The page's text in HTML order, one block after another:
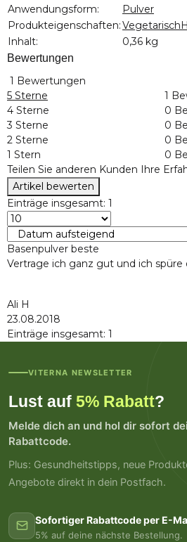
Produkteigenschaft
Wert
Anwendungsform:
Pulver
Produkteigenschaften:Vegetarisch
Inhalt:
0,36 kg
Bewertungen
1 Bewertungen
5 Sterne
1
4 Sterne
0
3 Sterne
0
2 Sterne
0
1 Stern
0
Teilen Sie anderen Kunden Ihre
Artikel bewerten
Einträge insgesamt: 1
Basenpulver beste
Vertrage ich ganz gut und ich spüre
Ali H
23.08.2018
Einträge insgesamt: 1
VITERNA NEWSLETTER
Lust auf 5% Rabatt?
Melde dich an und hol dir sofort
Rabattcode.
Plus: Gesundheitstipps, neue
Angebote direkt in dein Postfach.
Sofortiger Rabattcode per E-
5% auf deine nächste Bestellung.